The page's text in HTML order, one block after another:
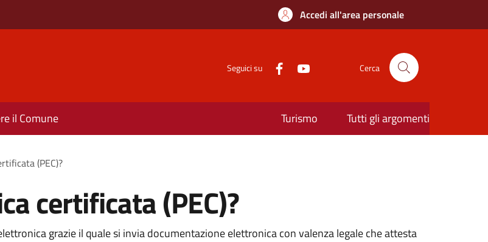
Accedi all'area personale
Seguici su Cerca
il Comune Turismo Tutti gli argomenti
(PEC)?
certificata (PEC)?
grazie il quale si invia documentazione elettronica con valenza legale che attesta